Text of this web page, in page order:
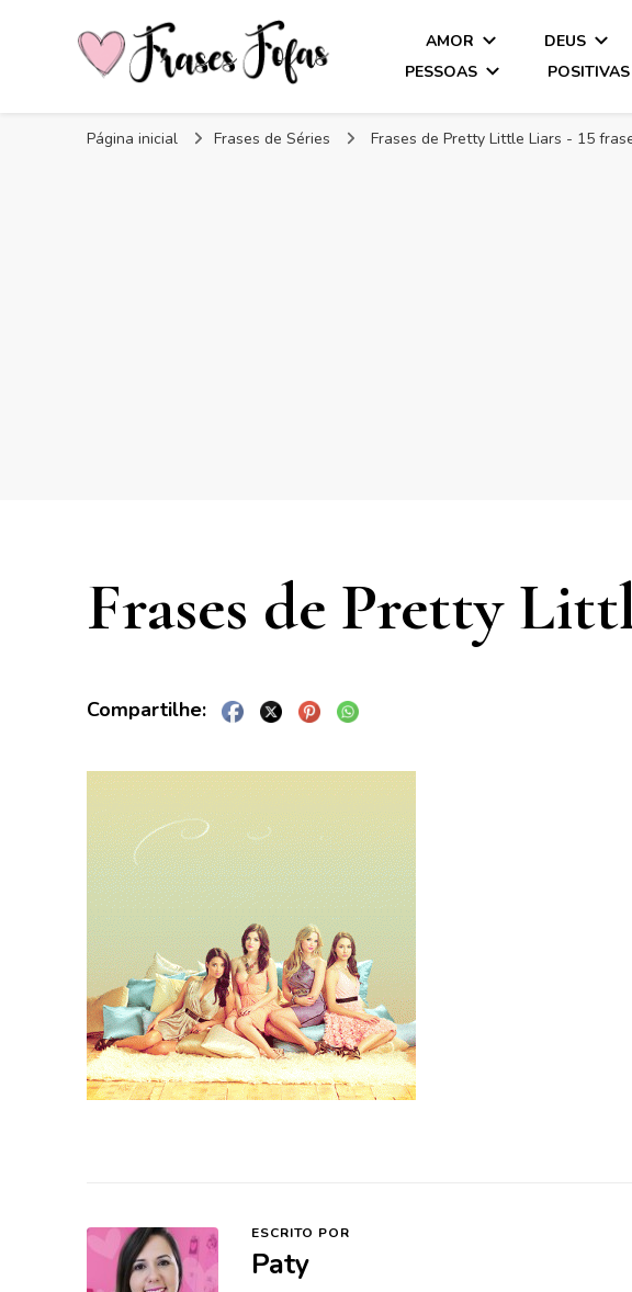
Frases Fofas
AMOR DEUS
PESSOAS
POSITIVAS
Página inicial Frases de Séries Frases de Pretty Little Liars - 15
Frases de Pretty
ESCRITO POR
Paty